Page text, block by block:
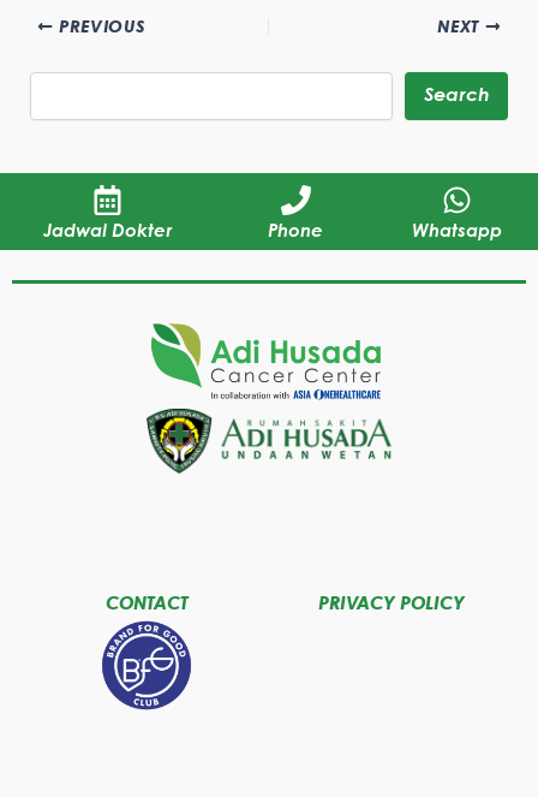
PREVIOUS NEXT
Search
Jadwal Dokter Phone Whatsapp
CONTACT PRIVACY POLICY